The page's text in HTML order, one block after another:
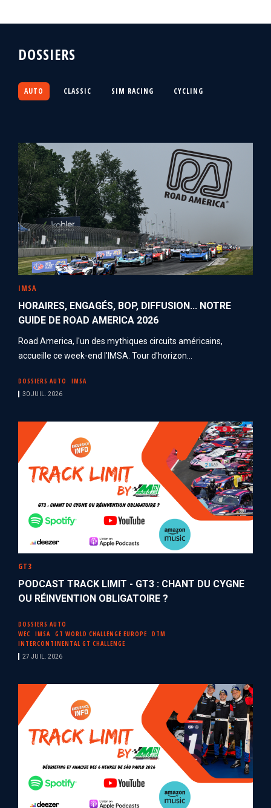
DOSSIERS
AUTO CLASSIC SIM RACING CYCLING
IMSA
HORAIRES, ENGAGÉS, BOP, DIFFUSION... NOTRE
GUIDE DE ROAD AMERICA 2026
Road America, l'un des mythiques circuits américains,
accueille ce week-end l'IMSA. Tour d'horizon...
DOSSIERS AUTO IMSA
30 JUIL. 2026
GT3
PODCAST TRACK LIMIT - GT3 : CHANT DU CYGNE
OU RÉINVENTION OBLIGATOIRE ?
DOSSIERS AUTO
WEC
IMSA GT WORLD CHALLENGE EUROPE
DTM
INTERCONTINENTAL GT CHALLENGE
27 JUIL. 2026